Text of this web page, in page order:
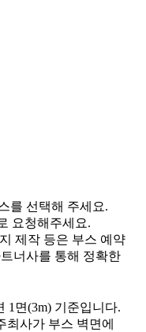
를 선택해 주세요.
요청해주세요.
제작 등은 부스 예약
너사를 통해 정확한
1면(3m) 기준입니다.
최사가 부스 벽면에